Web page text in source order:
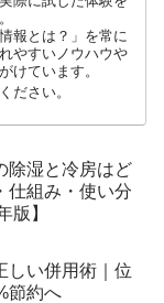
報とは？」を常に
やすいノウハウや
けています。
ださい。
除湿と冷房はど
仕組み・使い分
版】
しい併用術｜位
節約へ